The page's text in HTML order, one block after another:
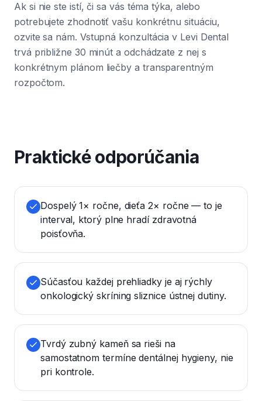
Ak si nie ste istí, či sa vás téma týka, alebo
potrebujete zhodnotiť vašu konkrétnu situáciu,
ozvite sa nám. Vstupná konzultácia v Levi Dental
trvá približne 30 minút a odchádzate z nej s
konkrétnym plánom liečby a transparentným
rozpočtom.
Praktické odporúčania
Dospelý 1× ročne, dieťa 2× ročne — to je
interval, ktorý plne hradí zdravotná
poisťovňa.
Súčasťou každej prehliadky je aj rýchly
onkologický skríning sliznice ústnej dutiny.
Tvrdý zubný kameň sa rieši na
samostatnom termíne dentálnej hygieny, nie
pri kontrole.